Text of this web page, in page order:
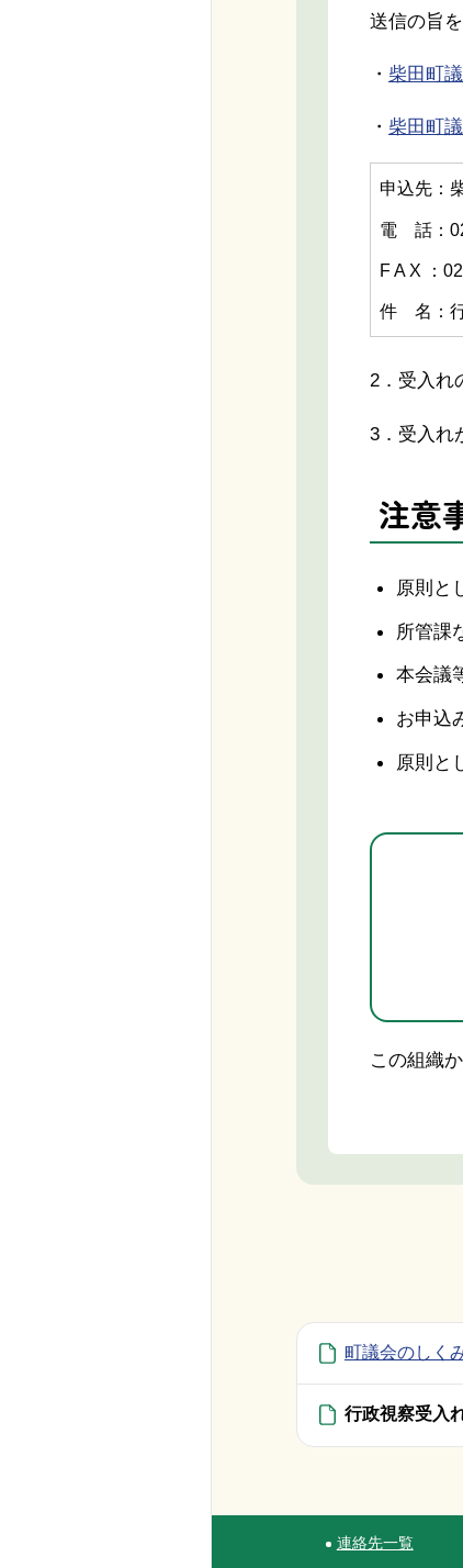
送信の旨
・ 柴田町
・ 柴田町
申込先：
電 話：
F A X ：
件 名：行
2．受入れ
3．受入れ
注意
原則と
所管課
本会議
お申込
原則と
この組織
町議会のしく
行政視察受入
Site Navigation
連絡先一覧